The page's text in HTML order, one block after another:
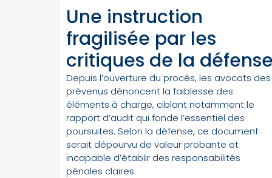
Une instruction
fragilisée par les
critiques de la
Depuis l’ouverture du procès, les avocats des
prévenus dénoncent la faiblesse des
éléments à charge, ciblant notamment le
rapport d’audit qui fonde l’essentiel des
poursuites. Selon la défense, ce document
serait dépourvu de valeur probante et
incapable d’établir des responsabilités
pénales claires.